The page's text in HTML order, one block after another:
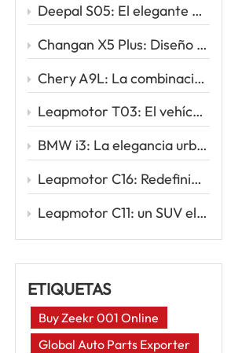
Deepal S05: El elegante SUV eléctrico que redefine la movilidad inteligente
Changan X5 Plus: Diseño deportivo, conducción potente, valor excepcional
Chery A9L: La combinación perfecta de sofisticación y rendimiento
Leapmotor T03: El vehículo eléctrico urbano inteligente para tu primer viaje eléctrico
BMW i3: La elegancia urbana se une a la innovación eléctrica
Leapmotor C16: Redefiniendo los viajes familiares con la potencia inteligente de los vehículos eléctricos
Leapmotor C11: un SUV eléctrico inteligente para la nueva era de la conducción
ETIQUETAS
Buy Zeekr 001 Online
Global Auto Parts Exporter